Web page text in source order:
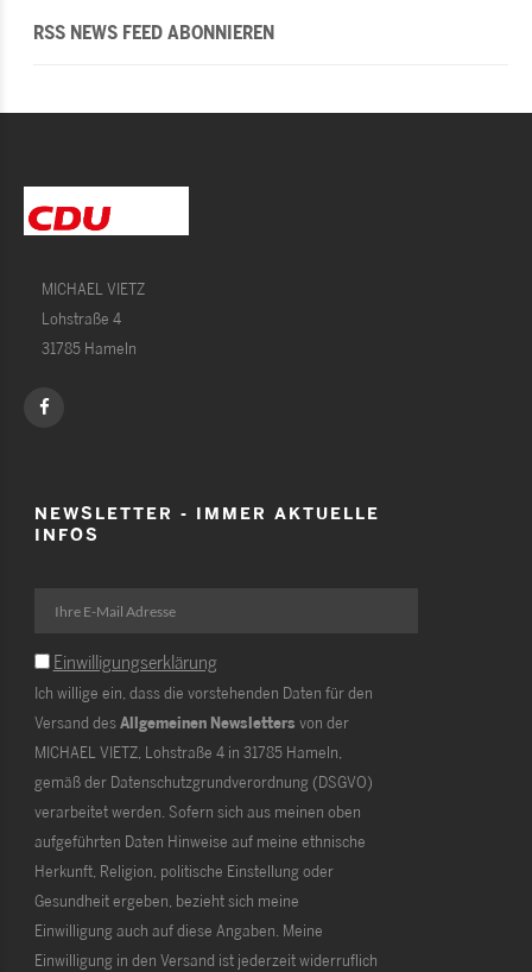
RSS NEWS FEED ABONNIEREN
MICHAEL VIETZ
Lohstraße 4
31785 Hameln
NEWSLETTER - IMMER AKTUELLE
INFOS
Einwilligungserklärung
Ich willige ein, dass die vorstehenden Daten für den
Versand desAllgemeinen Newsletters von der
MICHAEL VIETZ, Lohstraße 4 in 31785 Hameln,
gemäß der Datenschutzgrundverordnung (DSGVO)
verarbeitet werden. Sofern sich aus meinen oben
aufgeführten Daten Hinweise auf meine ethnische
Herkunft, Religion, politische Einstellung oder
Gesundheit ergeben, bezieht sich meine
Einwilligung auch auf diese Angaben. Meine
Einwilligung in den Versand ist jederzeit widerruflich